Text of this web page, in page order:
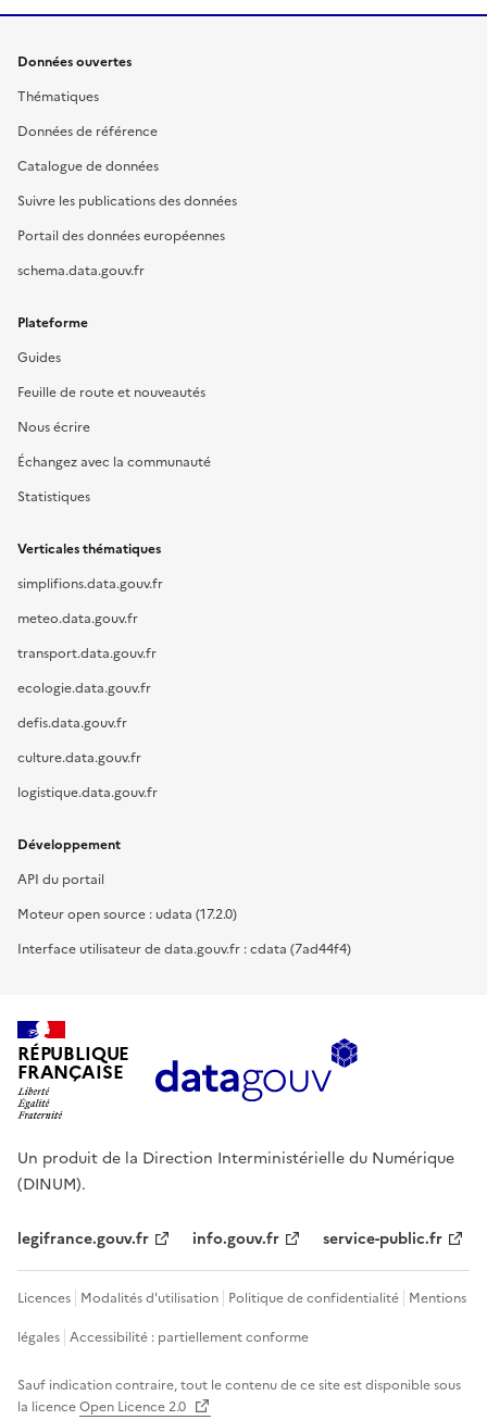
Données ouvertes
Thématiques
Données de référence
Catalogue de données
Suivre les publications des données
Portail des données européennes
schema.data.gouv.fr
Plateforme
Guides
Feuille de route et nouveautés
Nous écrire
Échangez avec la communauté
Statistiques
Verticales thématiques
simplifions.data.gouv.fr
meteo.data.gouv.fr
transport.data.gouv.fr
ecologie.data.gouv.fr
defis.data.gouv.fr
culture.data.gouv.fr
logistique.data.gouv.fr
Développement
API du portail
Moteur open source : udata (17.2.0)
Interface utilisateur de data.gouv.fr : cdata (7ad44f4)
RÉPUBLIQUE
FRANÇAISE
Un produit de la Direction Interministérielle du Numérique
(DINUM).
legifrance.gouv.fr info.gouv.fr service-public.fr
Licences Modalités d'utilisation Politique de confidentialité Mentions
légales Accessibilité : partiellement conforme
Sauf indication contraire, tout le contenu de ce site est disponible sous
la licenceOpen Licence 2.0